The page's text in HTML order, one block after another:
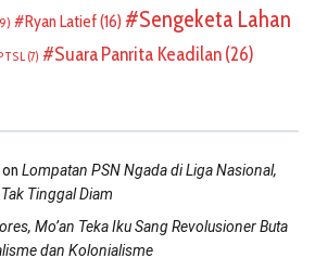
Ryan Latief(16)
Sengeketa Lahan
(7) Suara Panrita Keadilan(26)
on Lompatan PSN Ngada di Liga Nasional,
Tinggal Diam
Mo’an Teka Iku Sang Revolusioner Buta
dan Kolonialisme